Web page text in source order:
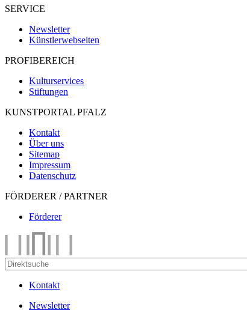
SERVICE
Newsletter
Künstlerwebseiten
PROFIBEREICH
Kulturservices
Stiftungen
KUNSTPORTAL PFALZ
Kontakt
Über uns
Sitemap
Impressum
Datenschutz
FÖRDERER / PARTNER
Förderer
Kontakt
Newsletter